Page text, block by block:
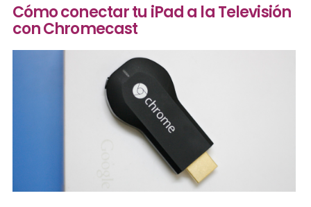
Cómo conectar tu iPad a la Televisión
con Chromecast